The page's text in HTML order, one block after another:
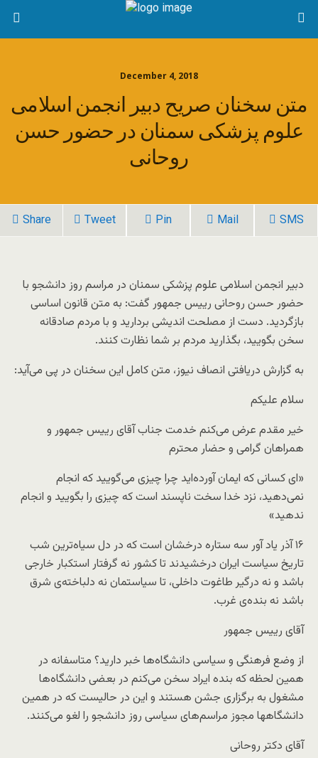
December 4, 2018
متن سخنان صریح دبیر انجمن اسلامی
علوم پزشکی سمنان در حضور حسن
روحانی
Share Tweet Pin Mail SMS
دبیر انجمن اسلامی علوم پزشکی سمنان در مراسم روز دانشجو با
حضور حسن روحانی رییس جمهور گفت: به متن قانون اساسی
بازگردید. دست از مصلحت اندیشی بردارید و با مردم صادقانه
سخن بگویید، بگذارید مردم بر شما نظارت کنند.
به گزارش دریافتی انصاف نیوز، متن کامل این سخنان در پی می‌آید:
سلام علیکم
خیر مقدم عرض می‌کنم خدمت جناب آقای رییس جمهور و
همراهان گرامی و حضار محترم
«ای کسانی که ایمان آورده‌اید چرا چیزی می‌گویید که انجام
نمی‌دهید، نزد خدا سخت ناپسند است که چیزی را بگویید و انجام
ندهید»
۱۶ آذر یاد آور سه ستاره درخشان است که در دل سیاه‌ترین شب
تاریخ سیاست ایران درخشیدند تا کشور نه گرفتار استکبار خارجی
باشد و نه درگیر طاغوت داخلی، تا سیاستمان نه دلباخته‌ی شرق
باشد نه بنده‌ی غرب.
آقای رییس جمهور
از وضع فرهنگی و سیاسی دانشگاه‌ها خبر دارید؟ متاسفانه در
همین لحظه که بنده ایراد سخن می‌کنم در بعضی دانشگاه‌ها
مشغول به برگزاری جشن هستند و این در حالیست که در همین
دانشگاهها مجوز مراسم‌های سیاسی روز دانشجو را لغو می‌کنند.
آقای دکتر روحانی